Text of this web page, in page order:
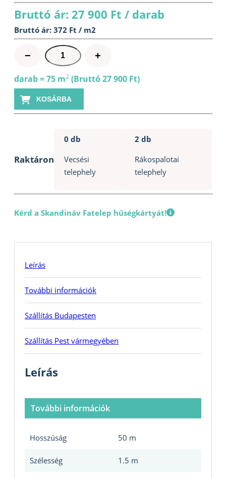
Bruttó ár: 27 900 Ft / darab
Bruttó ár: 372 Ft / m2
−
Mastermax
RX3000
páraáteresztő
alátétfólia
mennyiség
+
darab = 75 m2 (Bruttó 27 900 Ft)
KOSÁRBA
Raktáron
0 db
Vecsési
telephely
2 db
Rákospalotai
telephely
Kérd a Skandináv Fatelep hűségkártyát!
Leírás
További információk
Szállítás Budapesten
Szállítás Pest vármegyében
Leírás
További információk
Hosszúság 50 m
Szélesség 1.5 m